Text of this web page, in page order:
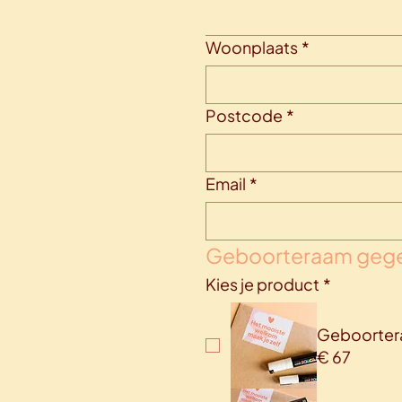
Woonplaats *
Postcode *
Email *
Geboorteraam
Kies je product *
€ 67